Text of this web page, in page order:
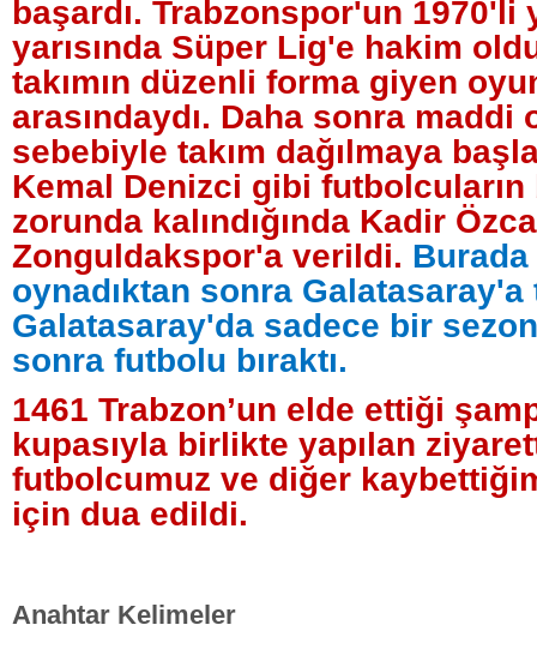
başardı. Trabzonspor'un 1970'li
yarısında Süper Lig'e hakim
takımın düzenli forma giyen
arasındaydı. Daha sonra
sebebiyle takım dağılmaya
Kemal Denizci gibi futbolcuların
zorunda kalındığında Kadir
Zonguldakspor'a verildi.
oynadıktan sonra
Galatasaray'da sadece bir
sonra futbolu bıraktı.
1461 Trabzon’un elde ettiği
kupasıyla birlikte yapılan
futbolcumuz ve diğer
için dua edildi.
Anahtar Kelimeler